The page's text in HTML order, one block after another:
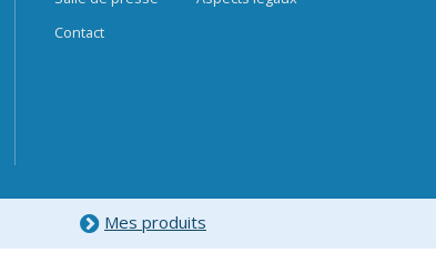
Contact
Mes produits